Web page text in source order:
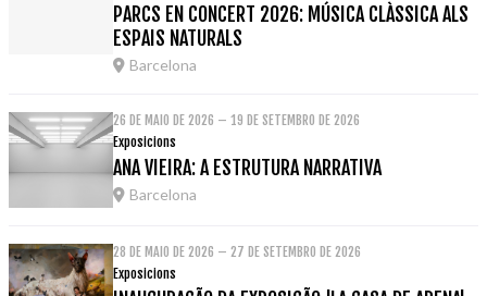
PARCS EN CONCERT 2026: MÚSICA CLÀSSICA ALS
ESPAIS NATURALS
Barcelona
26 DE MAIO DE 2026 – 19 DE SETEMBRO DE 2026
Exposicions
ANA VIEIRA: A ESTRUTURA NARRATIVA
Barcelona
28 DE MAIO DE 2026 – 27 DE SETEMBRO DE 2026
Exposicions